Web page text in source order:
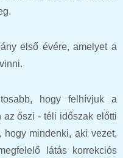
első évére, amelyet a
hogy felhívjuk a
az őszi - téli időszak előtti
hogy mindenki, aki vezet,
látás korrekciós